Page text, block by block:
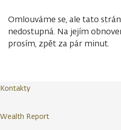
Omlouváme se, ale tato
nedostupná. Na jejím
prosím, zpět za pár minut.
Kontakty
Wealth Report